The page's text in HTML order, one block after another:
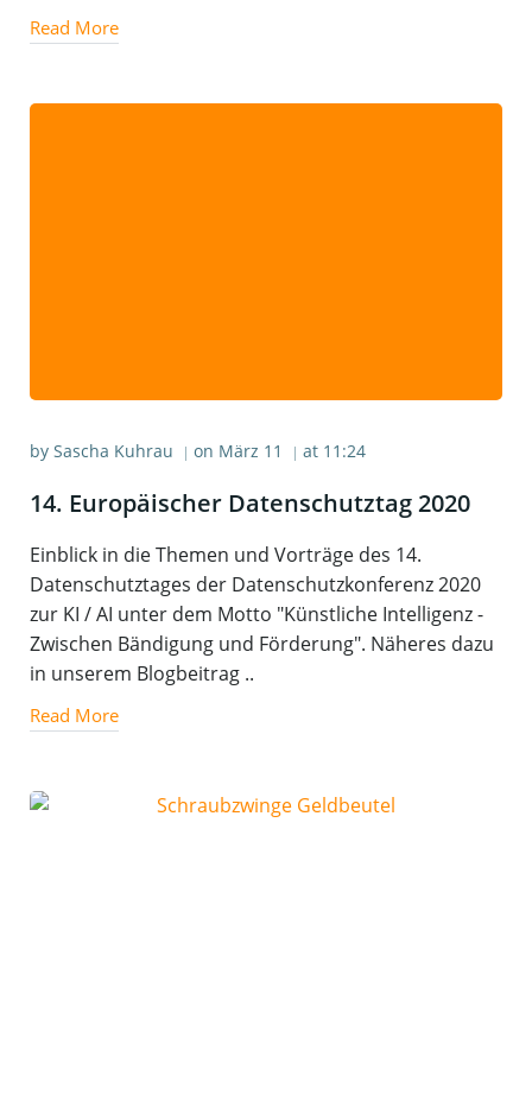
Read More
by Sascha Kuhrau | on März 11 | at 11:24
14. Euro­päi­scher Daten­schutz­tag 2020
Einblick in die Themen und Vorträge des 14.
Datenschutztages der Datenschutzkonferenz 2020
zur KI / AI unter dem Motto "Künstliche Intelligenz -
Zwischen Bändigung und Förderung". Näheres dazu
in unserem Blogbeitrag ..
Read More